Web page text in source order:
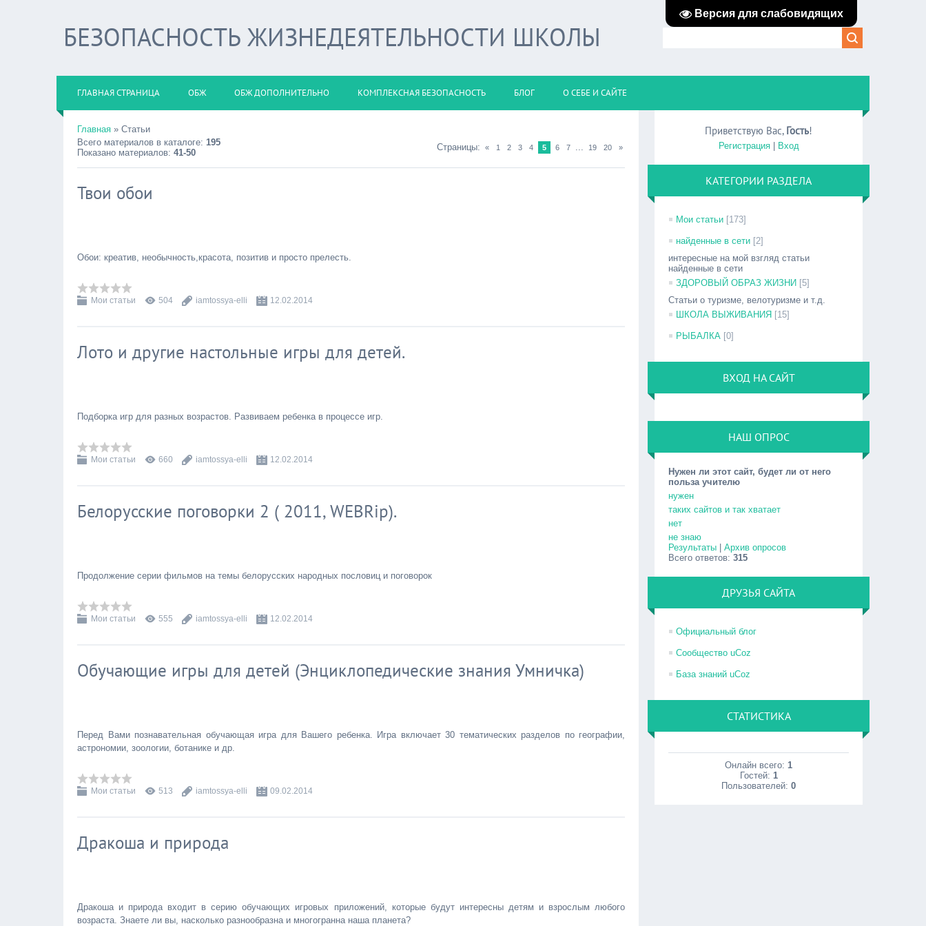
Версия для слабовидящих
БЕЗОПАСНОСТЬ ЖИЗНЕДЕЯТЕЛЬНОСТИ ШКОЛЫ
ГЛАВНАЯ СТРАНИЦА ОБЖ ОБЖ ДОПОЛНИТЕЛЬНО КОМПЛЕКСНАЯ БЕЗОПАСНОСТЬ БЛОГ О СЕБЕ И САЙТЕ
Главная » Статьи
Всего материалов в каталоге: 195
Показано материалов: 41-50
Страницы: « 1 2 3 4 5 6 7 ... 19 20 »
Твои обои
Обои: креатив, необычность,красота, позитив и просто прелесть.
Мои статьи 504 iamtossya-elli 12.02.2014
Лото и другие настольные игры для детей.
Подборка игр для разных возрастов. Развиваем ребенка в процессе игр.
Мои статьи 660 iamtossya-elli 12.02.2014
Белорусские поговорки 2 ( 2011, WEBRip).
Продолжение серии фильмов на темы белорусских народных пословиц и поговорок
Мои статьи 555 iamtossya-elli 12.02.2014
Обучающие игры для детей (Энциклопедические знания Умничка)
Перед Вами познавательная обучающая игра для Вашего ребенка. Игра включает 30 тематических разделов по географии,
астрономии, зоологии, ботанике и др.
Мои статьи 513 iamtossya-elli 09.02.2014
Дракоша и природа
Дракоша и природа входит в серию обучающих игровых приложений, которые будут интересны детям и взрослым любого
возраста. Знаете ли вы, насколько разнообразна и многогранна наша планета?
Приветствую Вас, Гость!
Регистрация| Вход
КАТЕГОРИИ РАЗДЕЛА
Мои статьи [173]
найденные в сети [2]
интересные на мой взгляд статьи
найденные в сети
ЗДОРОВЫЙ ОБРАЗ ЖИЗНИ [5]
Статьи о туризме, велотуризме и т.д.
ШКОЛА ВЫЖИВАНИЯ [15]
РЫБАЛКА [0]
ВХОД НА САЙТ
НАШ ОПРОС
Нужен ли этот сайт, будет ли от него
польза учителю
нужен
таких сайтов и так хватает
нет
не знаю
Результаты |Архив опросов
Всего ответов:315
ДРУЗЬЯ САЙТА
Официальный блог
Сообщество uCoz
База знаний uCoz
СТАТИСТИКА
Онлайн всего:1
Гостей: 1
Пользователей:0